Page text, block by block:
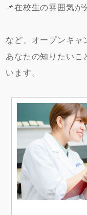
📌在校生の雰囲気
など、オープンキャ
あなたの知りたいこ
います。